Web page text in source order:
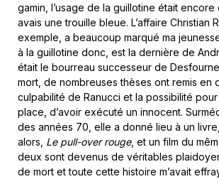
gamin, l’usage de la guillotine était encore
avais une trouille bleue. L’affaire Christian
exemple, a beaucoup marqué ma
à la guillotine donc, est la dernière de
était le bourreau successeur de
mort, de nombreuses thèses ont remis en
culpabilité de Ranucci et la possibilité
place, d’avoir exécuté un innocent.
des années 70, elle a donné lieu à un
alors, Le pull-over rouge, et un film du
deux sont devenus de véritables
de mort et toute cette histoire m’avait